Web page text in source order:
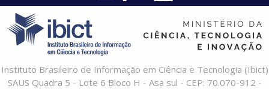
Instituto Brasileiro de Informação em Ciência e Tecnologia (Ibict)
SAUS Quadra 5 - Lote 6 Bloco H - Asa sul - CEP: 70.070-912 -